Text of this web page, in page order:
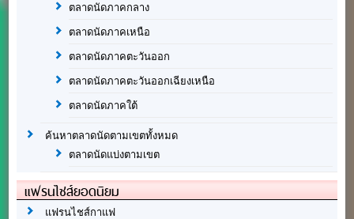
ตลาดนัดภาคกลาง
ตลาดนัดภาคเหนือ
ตลาดนัดภาคตะวันออก
ตลาดนัดภาคตะวันออกเฉียงเหนือ
ตลาดนัดภาคใต้
ค้นหาตลาดนัดตามเขตทั้งหมด
ตลาดนัดแบ่งตามเขต
แฟรนไชส์ยอดนิยม
แฟรนไชส์กาแฟ